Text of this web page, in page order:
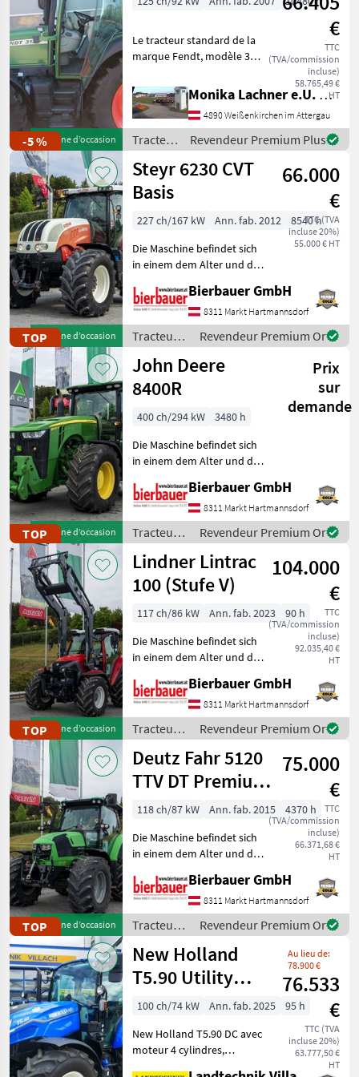
-5 %Machine d’occasion
€
TTC
(TVA/commission
incluse)
58.765,49 €
HT
Le tracteur standard de la
marque Fendt, modèle 312
puissance de 125 ch et a été
fabriqué en 2007. Avec un
nombre d'heures de service
de 10 480
Monika Lachner e.U. Maschinenhandel
4890 Weißenkirchen im Attergau
Tracteurs
/ Fendt
Revendeur Premium Plus
TOPMachine d’occasion
Steyr 6230 CVT
Basis
66.000
€
TTC (TVA
incluse 20%)
55.000 € HT
227 ch/167 kW Ann. fab. 2012
8540 h
Die Maschine befindet sich
in einem dem Alter und der
Zustand und kann nach
telefonischer Vereinbarung
gerne vor Ort besichtigt
und geprüft we
Bierbauer GmbH
8311 Markt Hartmannsdorf
Tracteurs
/ Steyr
Revendeur Premium Or
TOPMachine d’occasion
John Deere
8400R
Prix
sur
demande
400 ch/294 kW
3480 h
Die Maschine befindet sich
in einem dem Alter und der
Zustand und kann nach
telefonischer Vereinbarung
gerne vor Ort besichtigt
und geprüft we
Bierbauer GmbH
8311 Markt Hartmannsdorf
Tracteurs
/ John
Deere
Revendeur Premium Or
TOPMachine d’occasion
Lindner Lintrac
100 (Stufe V)
104.000
€
TTC
(TVA/commission
incluse)
92.035,40 €
HT
117 ch/86 kW Ann. fab. 2023
90 h
Die Maschine befindet sich
in einem dem Alter und der
Zustand und kann nach
telefonischer Vereinbarung
gerne vor Ort besichtigt
und geprüft we
Bierbauer GmbH
8311 Markt Hartmannsdorf
Tracteurs
/ Lindner
Revendeur Premium Or
TOPMachine d’occasion
Deutz Fahr 5120
TTV DT Premium
Plus
75.000
€
TTC
(TVA/commission
incluse)
66.371,68 €
HT
118 ch/87 kW Ann. fab. 2015
4370 h
Die Maschine befindet sich
in einem dem Alter und der
Zustand und kann nach
telefonischer Vereinbarung
gerne vor Ort besichtigt
und geprüft we
Bierbauer GmbH
8311 Markt Hartmannsdorf
Tracteurs
/ Deutz
Fahr
Revendeur Premium Or
New Holland
T5.90 Utility
Dual Command
Au lieu de:
78.900 €
76.533
€
TTC (TVA
incluse 20%)
63.777,50 €
HT
100 ch/74 kW Ann. fab. 2025
95 h
New Holland T5.90 DC avec
moteur 4 cylindres,